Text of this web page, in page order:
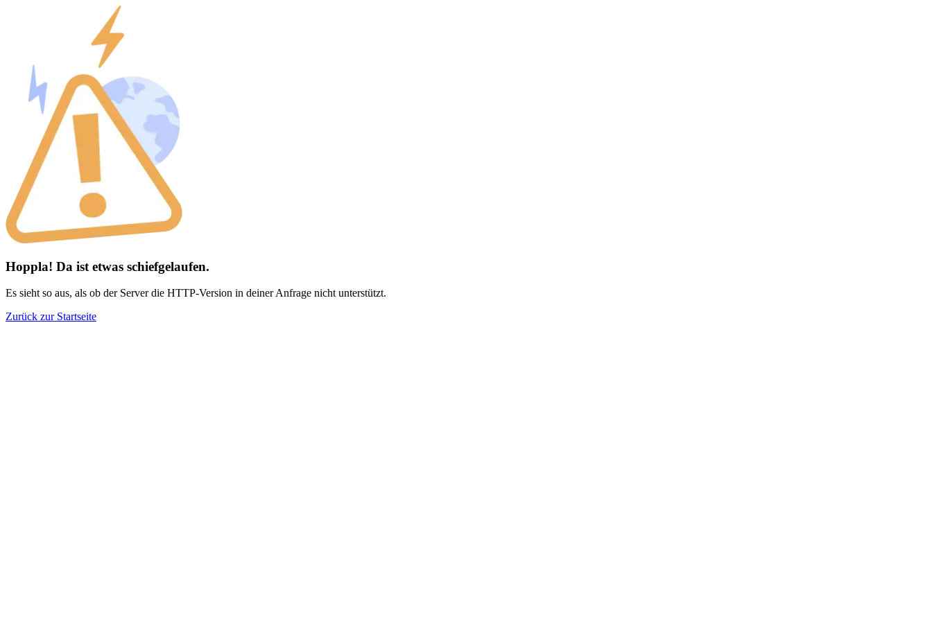
Hoppla! Da ist etwas schiefgelaufen.
Es sieht so aus, als ob der Server die HTTP-Version in deiner Anfrage nicht unterstützt.
Zurück zur Startseite